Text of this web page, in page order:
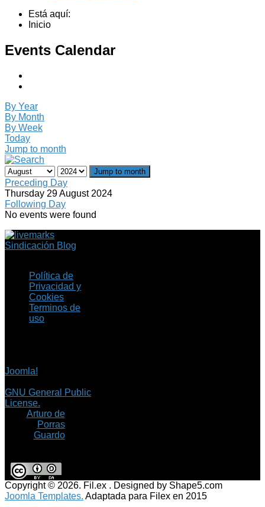
Está aquí:
Inicio
Events Calendar
By Year
By Month
By Week
Today
Jump to month
Jump to month
Preceding Day
Thursday 29 August 2024
Following Day
No events were found
Sindicación Blog
Política de
Privacidad y
Cookies
Terminos de
uso
Joomla!
GNU General Public
License.
Arturo de
Porras
Guardo
Copyright © 2026. Fil.ex . Designed by Shape5.com
Joomla Templates. Adaptada para Filex en 2015